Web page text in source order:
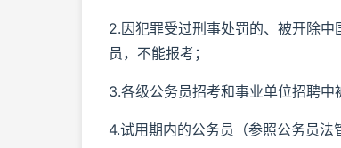
2.因犯罪受过刑事处罚的、被开除
员，不能报考；
3.各级公务员招考和事业单位招聘中
4.试用期内的公务员（参照公务员法